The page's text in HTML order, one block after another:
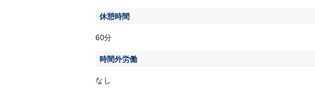
休憩時間
60分
時間外労働
なし